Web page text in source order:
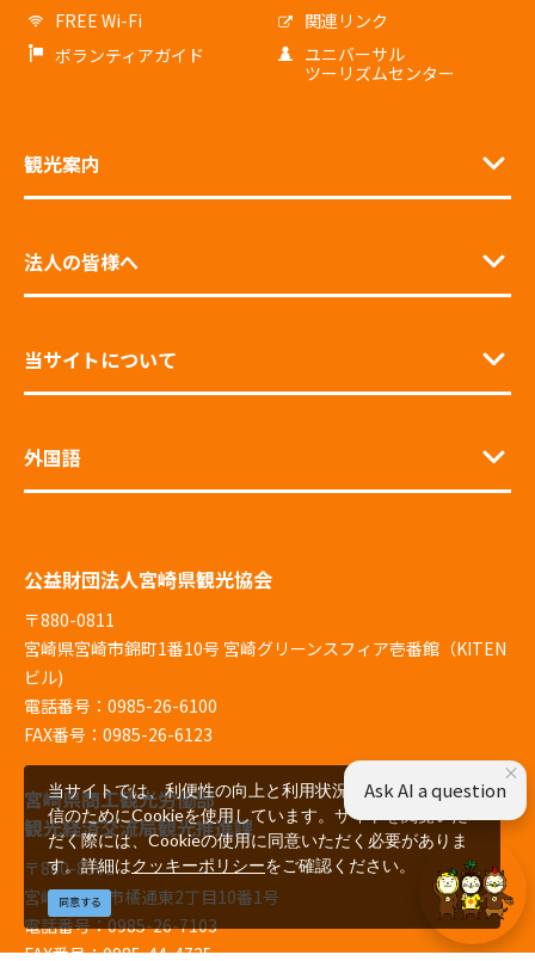
FREE Wi-Fi
関連リンク
ボランティアガイド
ユニバーサル
ツーリズムセンター
観光案内
法人の皆様へ
当サイトについて
外国語
公益財団法人宮崎県観光協会
〒880-0811
宮崎県宮崎市錦町1番10号 宮崎グリーンスフィア壱番館（KITEN
ビル)
電話番号：0985-26-6100
FAX番号：0985-26-6123
宮崎県商工観光労働部
観光経済交流局観光推進課
〒880-8501
宮崎県宮崎市橘通東2丁目10番1号
電話番号：0985-26-7103
FAX番号：0985-44-4725
当サイトでは、利便性の向上と利用状況の解析、広告配
信のためにCookieを使用しています。サイトを閲覧いた
だく際には、Cookieの使用に同意いただく必要がありま
す。詳細はクッキーポリシーをご確認ください。
同意する
×
Ask AI a question